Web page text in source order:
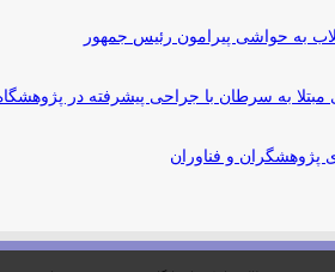
به حواشی پیرامون رئیس جمهور
مبتلا به سرطان با جراحی پیشرفته در
پژوهشگران و فناوران